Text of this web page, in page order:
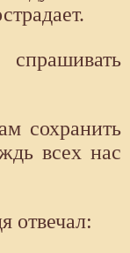
сохранить
всех нас
отвечал: